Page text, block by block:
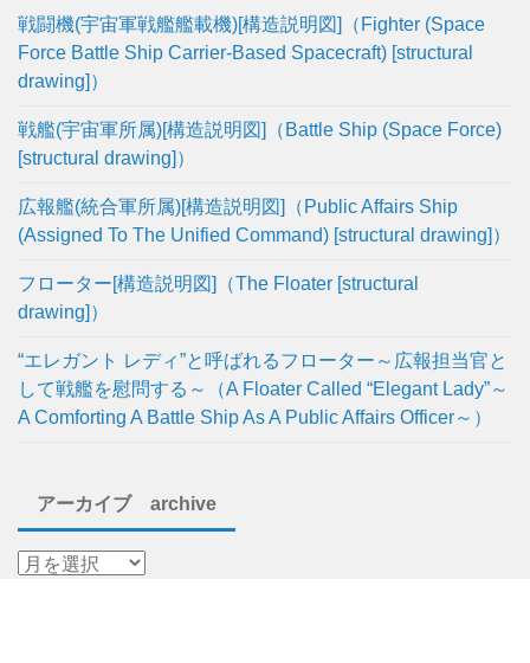
戦闘機(宇宙軍戦艦艦載機)[構造説明図]（Fighter (Space
Force Battle Ship Carrier-Based Spacecraft) [structural
drawing]）
戦艦(宇宙軍所属)[構造説明図]（Battle Ship (Space Force)
[structural drawing]）
広報艦(統合軍所属)[構造説明図]（Public Affairs Ship
(Assigned To The Unified Command) [structural drawing]）
フローター[構造説明図]（The Floater [structural
drawing]）
“エレガント レディ”と呼ばれるフローター～広報担当官と
して戦艦を慰問する～（A Floater Called “Elegant Lady”～
A Comforting A Battle Ship As A Public Affairs Officer～）
アーカイブ archive